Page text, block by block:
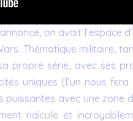
on avait l’espace
Thématique militaire,
propre série, avec ses
uniques (l’un nous
avec une zone
ridicule et